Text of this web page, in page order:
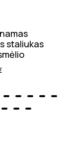
staliukas